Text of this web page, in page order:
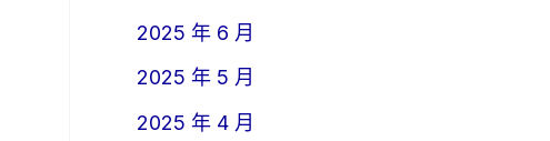
2025 年 6 月
2025 年 5 月
2025 年 4 月